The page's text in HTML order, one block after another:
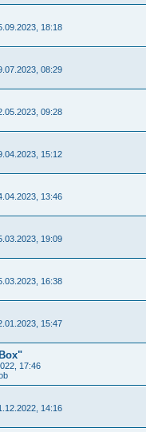
18:18
08:29
09:28
15:12
13:46
19:09
16:38
15:47
17:46
14:16